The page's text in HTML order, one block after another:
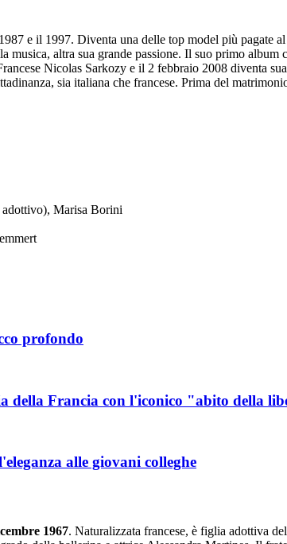
e il 1997. Diventa una delle top model più pagate
altra sua grande passione. Il suo primo album
Nicolas Sarkozy e il 2 febbraio 2008 diventa
sia italiana che francese. Prima del
Marisa Borini
profondo
della Francia con l'iconico "abito della
alle giovani colleghe
1967. Naturalizzata francese, è figlia adottiva